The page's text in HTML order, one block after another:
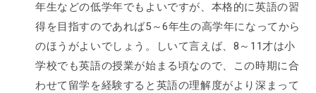
年生などの低学年でもよいですが、本格的に英語の習
得を目指すのであれば5～6年生の高学年になってから
のほうがよいでしょう。しいて言えば、8～11才は小
学校でも英語の授業が始まる頃なので、この時期に合
わせて留学を経験すると英語の理解度がより深まって